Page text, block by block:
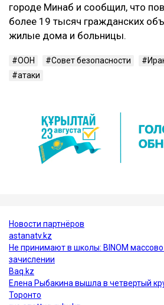
городе Минаб и сообщил, что
более 19 тысяч гражданских
жилые дома и больницы.
ООН Совет безопасности
атаки